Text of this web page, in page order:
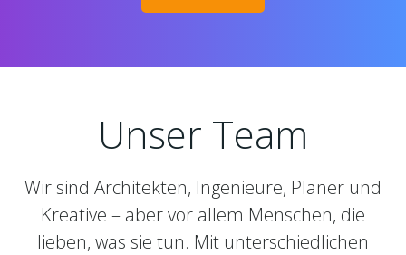
Unser Team
Wir sind Architekten, Ingenieure, Planer und
Kreative – aber vor allem Menschen, die
lieben, was sie tun. Mit unterschiedlichen